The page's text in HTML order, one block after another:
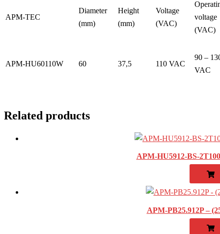
APM-TEC
Diameter
(mm)
Height
(mm)
Voltage
(VAC)
voltage
(VAC)
APM-HU60110W 60 37,5 110 VAC
90 –
VAC
Related products
APM-HU5912-BS-
APM-PB25.912P –